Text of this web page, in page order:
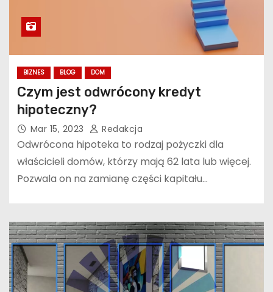
BIZNES BLOG DOM
Czym jest odwrócony kredyt
hipoteczny?
Mar 15, 2023 Redakcja
Odwrócona hipoteka to rodzaj pożyczki dla
właścicieli domów, którzy mają 62 lata lub więcej.
Pozwala on na zamianę części kapitału…